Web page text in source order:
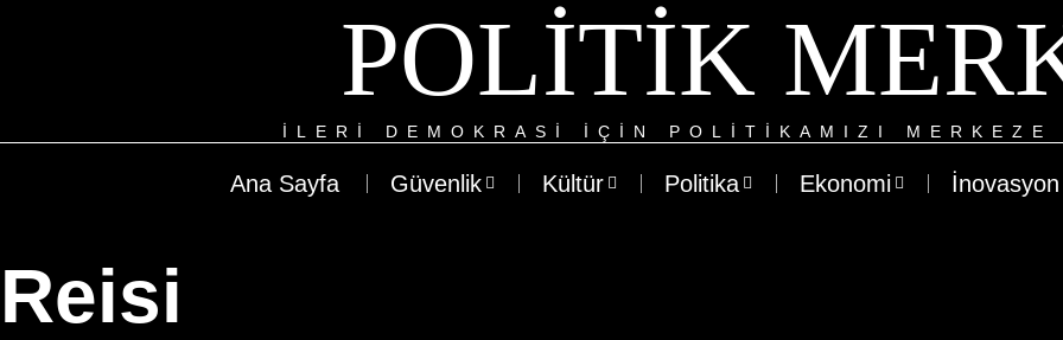
POLITIK
ILERI DEMOKRASI IÇIN POLITIKAMIZI
Ana Sayfa Güvenlik Kültür Politika Ekonomi İnovasyon
Reisi